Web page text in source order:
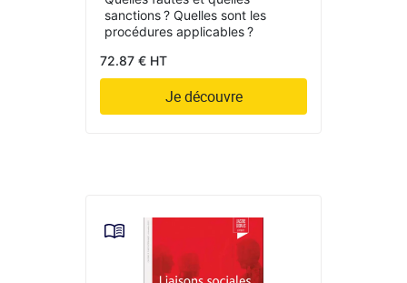
sanctions ? Quelles sont les
procédures applicables ?
72.87 € HT
Je découvre